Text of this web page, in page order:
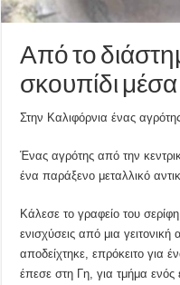
Από το
σκουπίδι
Στην Καλιφόρνια ένας
Ένας αγρότης από την
ένα παράξενο μεταλλικό
Κάλεσε το γραφείο του
ενισχύσεις από μια
αποδείχτηκε, επρόκειτο για
έπεσε στη Γη, για τμήμα